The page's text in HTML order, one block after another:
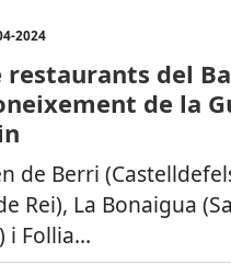
2024
restaurants del
de la
de Berri
Rei), La Bonaigua
i Follia...